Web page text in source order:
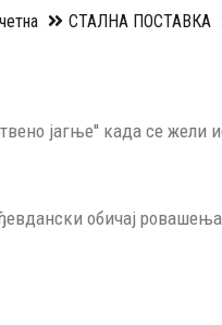
СТАЛНА ПОСТАВКА
јагње'' када се жели
обичај